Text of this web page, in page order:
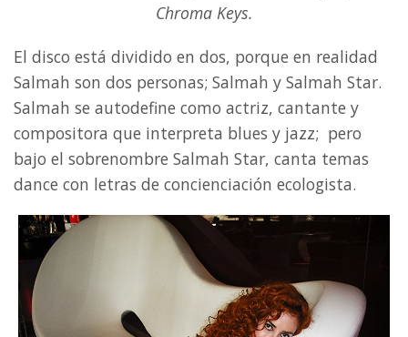
Chroma Keys.
El disco está dividido en dos, porque en realidad
Salmah son dos personas; Salmah y Salmah Star.
Salmah se autodefine como actriz, cantante y
compositora que interpreta blues y jazz; pero
bajo el sobrenombre Salmah Star, canta temas
dance con letras de concienciación ecologista.